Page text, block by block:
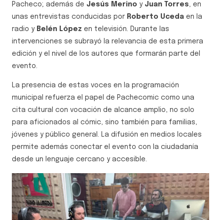
Pacheco; además de Jesús Merino y Juan Torres , en
unas entrevistas conducidas por Roberto Uceda en la
radio y Belén López en televisión. Durante las
intervenciones se subrayó la relevancia de esta primera
edición y el nivel de los autores que formarán parte del
evento.
La presencia de estas voces en la programación
municipal refuerza el papel de Pachecomic como una
cita cultural con vocación de alcance amplio, no solo
para aficionados al cómic, sino también para familias,
jóvenes y público general. La difusión en medios locales
permite además conectar el evento con la ciudadanía
desde un lenguaje cercano y accesible.